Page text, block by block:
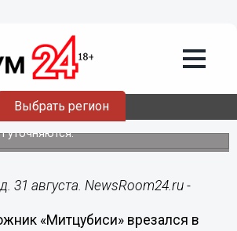
Выбрать регион
столкнулись на Белинке
уточняются.
31 августа. NewsRoom24.ru -
«Митцубиси» врезался в